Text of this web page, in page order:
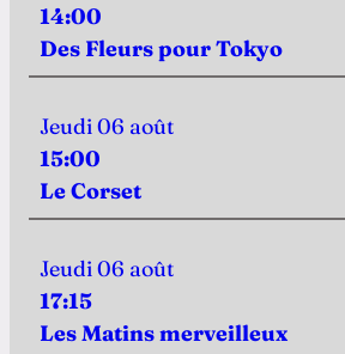
14:00
Des Fleurs pour Tokyo
Jeudi 06 août
15:00
Le Corset
Jeudi 06 août
17:15
Les Matins merveilleux